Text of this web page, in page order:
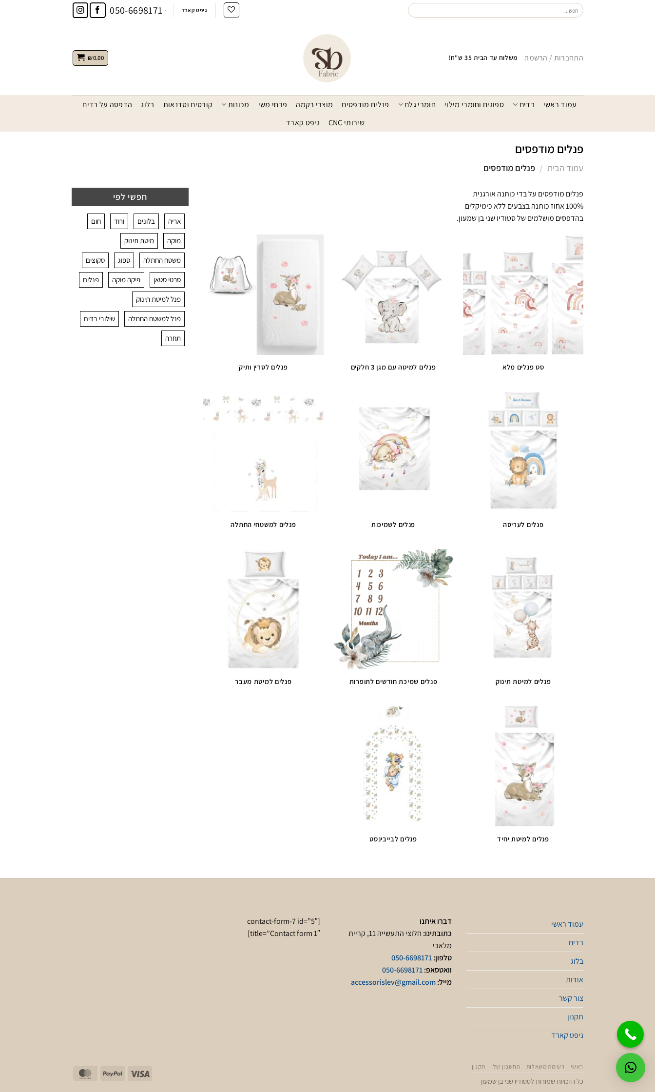
חיפוש
עבור:
גיפט קארד 050-6698171
התחברות / הרשמה משלוח עד הבית 35 ש"ח! ₪0.00
עמוד ראשי בדים ספוגים וחומרי מילוי חומרי גלם פנלים מודפסים מוצרי רקמה פרחי משי מכונות קורסים וסדנאות בלוג
הדפסה על בדים
שירותי CNC
גיפט קארד
פנלים מודפסים
עמוד הבית / פנלים מודפסים
פנלים מודפסים על בדי כותנה אורגנית
100% אחוז כותנה בצבעים ללא כימיקלים
בהדפסים מושלמים של סטודיו שני בן שמעון.
סט פנלים מלא פנלים למיטה עם מגן 3 חלקים פנלים לסדין ותיק
פנלים לעריסה פנלים לשמיכות פנלים למשטחי החתלה
פנלים למיטת תינוק פנלים שמיכת חודשים לתופרות פנלים למיטת מעבר
פנלים למיטת יחיד פנלים לבייבינסט
חפשי לפי
אריה בלונים ורוד חום
מוקה מיטת תינוק
משטח החתלה ספוג סקוצים
סרטי סטאן פיקה מוקה פנלים
פנל למיטת תינוק
פנל למשטח החתלה שילובי בדים
תחרה
עמוד ראשי
בדים
בלוג
אודות
צור קשר
תקנון
גיפט קארד
דברו איתנו
כתובתינו:
חלוצי התעשייה 11, קריית
מלאכי
טלפון:050-6698171
וואטסאפ:050-6698171
מייל:accessorislev@gmail.com
[contact-form-7 id=”5″
title=”Contact form 1″]
ראשי רשימת משאלות החשבון שלי תקנון
כל הזכויות שמורות לסטודיו שני בן שמעון